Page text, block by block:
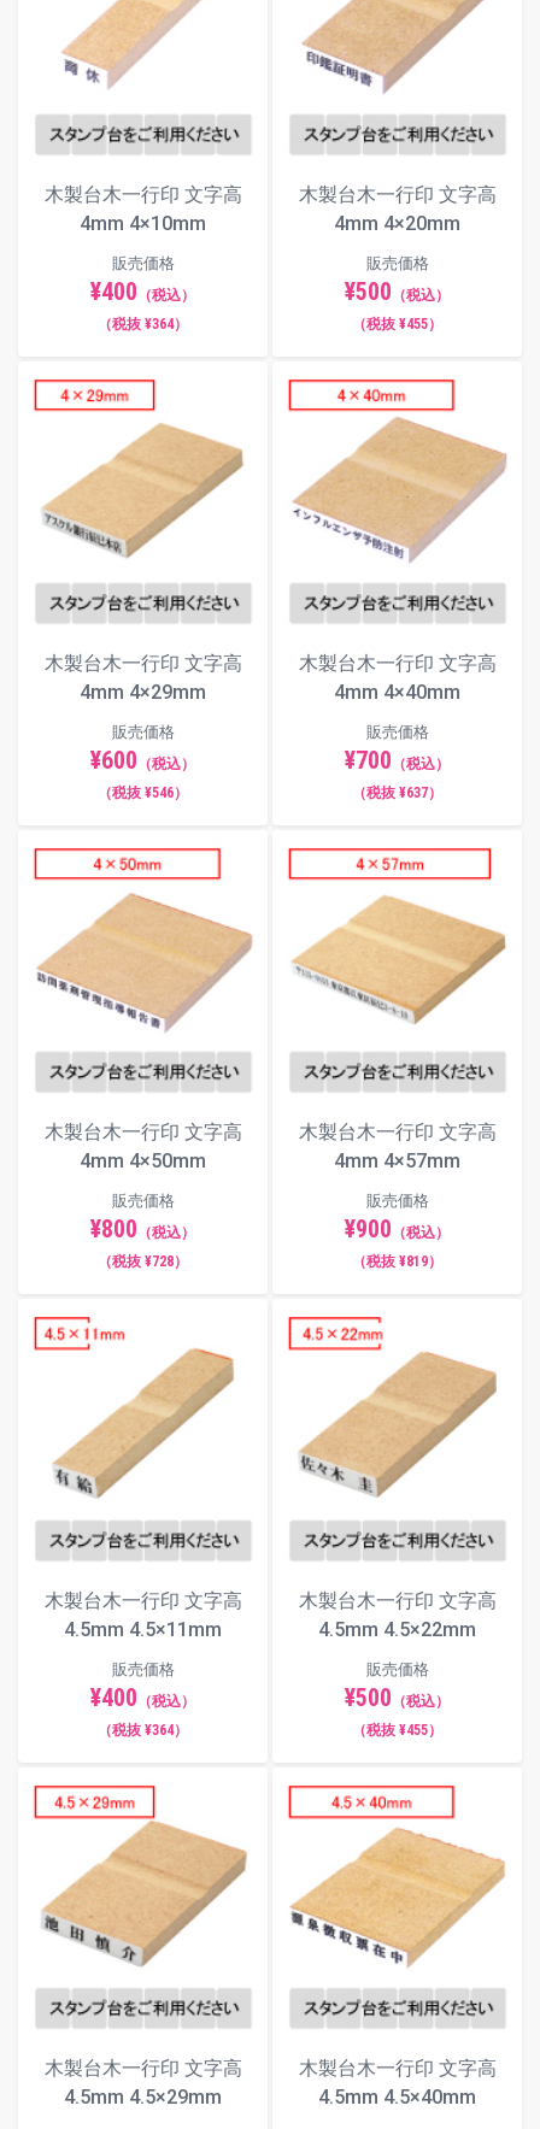
木製台木一行印 文字高
4mm 4×10mm
販売価格
¥400 （税込）
（税抜 ¥364）
木製台木一行印 文字高
4mm 4×20mm
販売価格
¥500 （税込）
（税抜 ¥455）
木製台木一行印 文字高
4mm 4×29mm
販売価格
¥600 （税込）
（税抜 ¥546）
木製台木一行印 文字高
4mm 4×40mm
販売価格
¥700 （税込）
（税抜 ¥637）
木製台木一行印 文字高
4mm 4×50mm
販売価格
¥800 （税込）
（税抜 ¥728）
木製台木一行印 文字高
4mm 4×57mm
販売価格
¥900 （税込）
（税抜 ¥819）
木製台木一行印 文字高
4.5mm 4.5×11mm
販売価格
¥400 （税込）
（税抜 ¥364）
木製台木一行印 文字高
4.5mm 4.5×22mm
販売価格
¥500 （税込）
（税抜 ¥455）
木製台木一行印 文字高
4.5mm 4.5×29mm
木製台木一行印 文字高
4.5mm 4.5×40mm